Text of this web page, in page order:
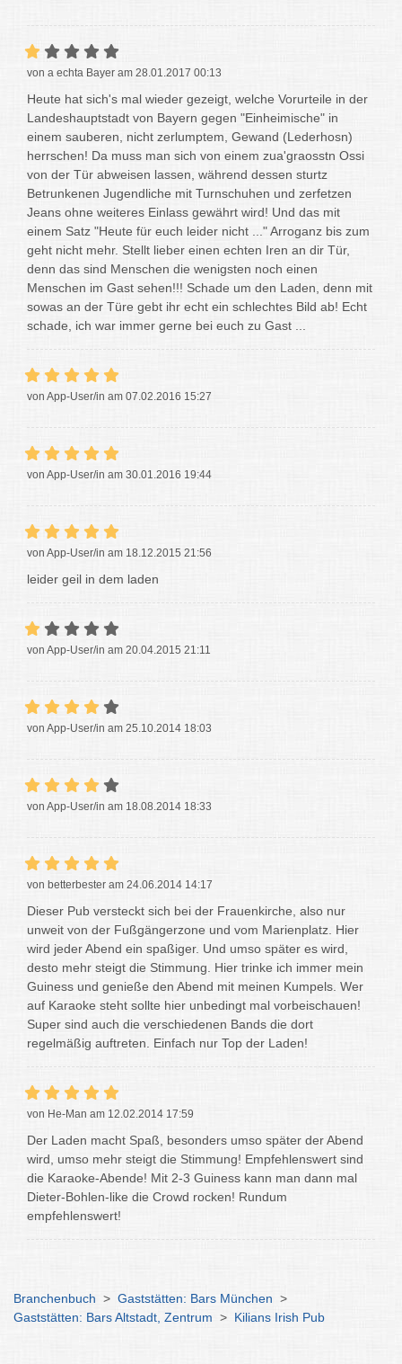
von a echta Bayer am 28.01.2017 00:13
Heute hat sich's mal wieder gezeigt, welche Vorurteile in der
Landeshauptstadt von Bayern gegen "Einheimische" in
einem sauberen, nicht zerlumptem, Gewand (Lederhosn)
herrschen! Da muss man sich von einem zua'graosstn Ossi
von der Tür abweisen lassen, während dessen sturtz
Betrunkenen Jugendliche mit Turnschuhen und zerfetzen
Jeans ohne weiteres Einlass gewährt wird! Und das mit
einem Satz "Heute für euch leider nicht ..." Arroganz bis zum
geht nicht mehr. Stellt lieber einen echten Iren an dir Tür,
denn das sind Menschen die wenigsten noch einen
Menschen im Gast sehen!!! Schade um den Laden, denn mit
sowas an der Türe gebt ihr echt ein schlechtes Bild ab! Echt
schade, ich war immer gerne bei euch zu Gast ...
von App-User/in am 07.02.2016 15:27
von App-User/in am 30.01.2016 19:44
von App-User/in am 18.12.2015 21:56
leider geil in dem laden
von App-User/in am 20.04.2015 21:11
von App-User/in am 25.10.2014 18:03
von App-User/in am 18.08.2014 18:33
von betterbester am 24.06.2014 14:17
Dieser Pub versteckt sich bei der Frauenkirche, also nur
unweit von der Fußgängerzone und vom Marienplatz. Hier
wird jeder Abend ein spaßiger. Und umso später es wird,
desto mehr steigt die Stimmung. Hier trinke ich immer mein
Guiness und genieße den Abend mit meinen Kumpels. Wer
auf Karaoke steht sollte hier unbedingt mal vorbeischauen!
Super sind auch die verschiedenen Bands die dort
regelmäßig auftreten. Einfach nur Top der Laden!
von He-Man am 12.02.2014 17:59
Der Laden macht Spaß, besonders umso später der Abend
wird, umso mehr steigt die Stimmung! Empfehlenswert sind
die Karaoke-Abende! Mit 2-3 Guiness kann man dann mal
Dieter-Bohlen-like die Crowd rocken! Rundum
empfehlenswert!
Branchenbuch > Gaststätten: Bars München >
Gaststätten: Bars Altstadt, Zentrum > Kilians Irish Pub